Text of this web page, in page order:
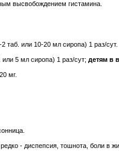
высвобождением гистамина.
таб. или 10-20 мл сиропа) 1 раз/сут.
5 мл сиропа) 1 раз/сут; детям в
мг.
- диспепсия, тошнота, боли в